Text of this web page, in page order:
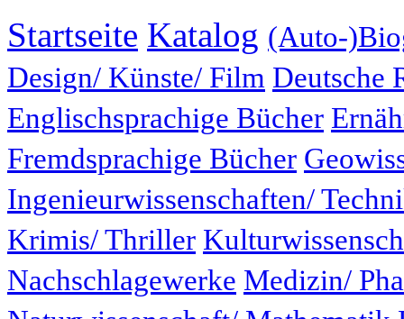
Startseite Katalog (Auto-
Design/ Künste/ Film Deutsche
Englischsprachige Bücher
Fremdsprachige Bücher
Ingenieurwissenschaften/
Krimis/ Thriller
Nachschlagewerke Medizin/